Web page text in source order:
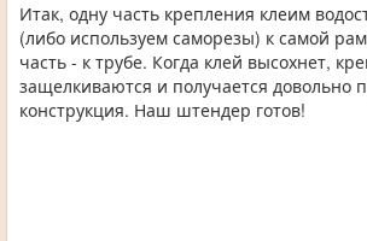
Итак, одну часть крепления клеим
(либо используем саморезы) к самой
часть - к трубе. Когда клей высохнет,
защелкиваются и получается довольно
конструкция. Наш штендер готов!